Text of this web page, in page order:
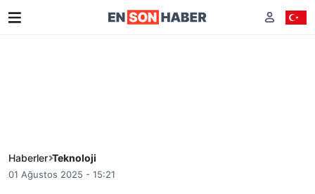
Haberler Teknoloji
01 Ağustos 2025 - 15:21